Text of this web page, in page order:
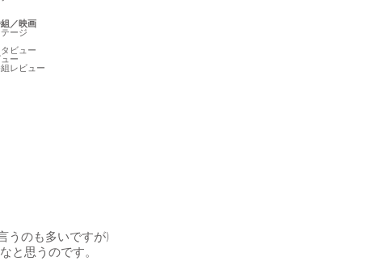
／映画
ージ
ビュー
ー
レビュー
うのも多いですが)
と思うのです。